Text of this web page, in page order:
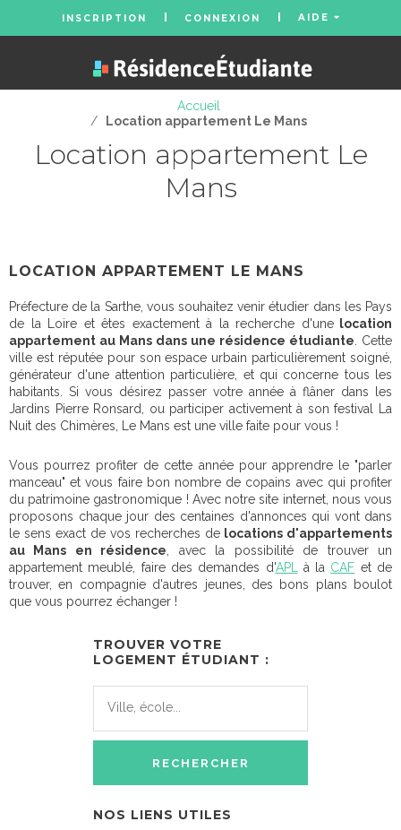
INSCRIPTION CONNEXION AIDE
Accueil
/
Location appartement Le Mans
Location appartement Le
Mans
LOCATION APPARTEMENT LE MANS
Préfecture de la Sarthe, vous souhaitez venir étudier dans les Pays
de la Loire et êtes exactement à la recherche d'unelocation
appartement au Mans dans une résidence étudiante . Cette
ville est réputée pour son espace urbain particulièrement soigné,
générateur d'une attention particulière, et qui concerne tous les
habitants. Si vous désirez passer votre année à flâner dans les
Jardins Pierre Ronsard, ou participer activement à son festival La
Nuit des Chimères, Le Mans est une ville faite pour vous !
Vous pourrez profiter de cette année pour apprendre le "parler
manceau" et vous faire bon nombre de copains avec qui profiter
du patrimoine gastronomique ! Avec notre site internet, nous vous
proposons chaque jour des centaines d'annonces qui vont dans
le sens exact de vos recherches de locations d'appartements
au Mans en résidence , avec la possibilité de trouver un
appartement meublé, faire des demandes d'APL à la CAF et de
trouver, en compagnie d'autres jeunes, des bons plans boulot
que vous pourrez échanger !
TROUVER VOTRE
LOGEMENT ÉTUDIANT :
NOS LIENS UTILES